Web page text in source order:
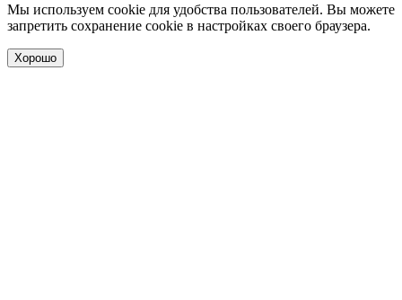
Мы используем cookie для удобства пользователей. Вы можете
запретить сохранение cookie в настройках своего браузера.
Хорошо